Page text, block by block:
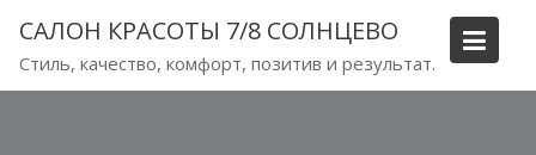
содержимому
САЛОН КРАСОТЫ 7/8 СОЛНЦЕВО
Стиль, качество, комфорт, позитив и результат.